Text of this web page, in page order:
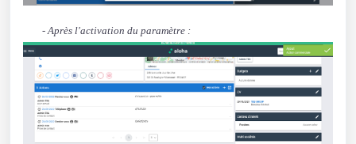
- Après l'activation du paramètre :